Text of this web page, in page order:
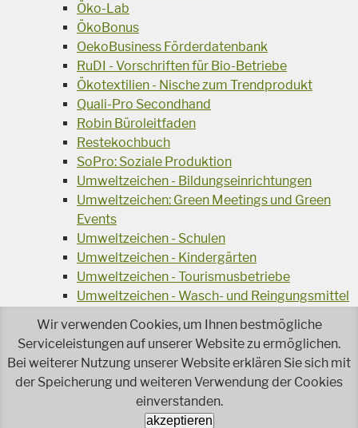
Öko-Lab
ÖkoBonus
OekoBusiness Förderdatenbank
RuDI - Vorschriften für Bio-Betriebe
Ökotextilien - Nische zum Trendprodukt
Quali-Pro Secondhand
Robin Büroleitfaden
Restekochbuch
SoPro: Soziale Produktion
Umweltzeichen - Bildungseinrichtungen
Umweltzeichen: Green Meetings und Green
Events
Umweltzeichen - Schulen
Umweltzeichen - Kindergärten
Umweltzeichen - Tourismusbetriebe
Umweltzeichen - Wasch- und Reingungsmittel
Veranstaltungsreihe Ressourcen-Effizienz
Wiederverwendung von Elektroaltgeräten
Wasser - das Businessgetränk
Wohnprojekt Parcours
Jetzt faire und ökologische Mode kaufen!
Wir verwenden Cookies, um Ihnen bestmögliche
Serviceleistungen auf unserer Website zu ermöglichen.
Bei weiterer Nutzung unserer Website erklären Sie sich mit
der Speicherung und weiteren Verwendung der Cookies
einverstanden.
akzeptieren